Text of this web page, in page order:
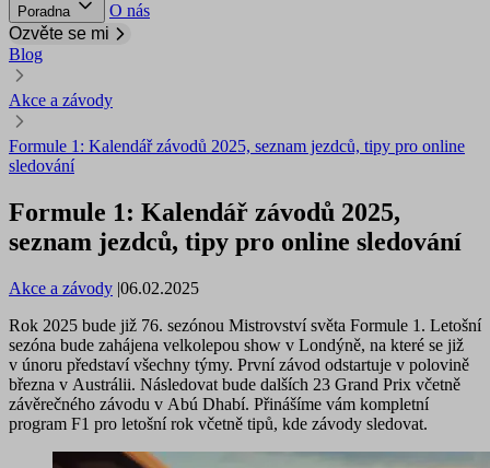
Poradna
O nás
Ozvěte se mi
Blog
Akce a závody
Formule 1: Kalendář závodů 2025, seznam jezdců, tipy pro online
sledování
Formule 1: Kalendář závodů 2025,
seznam jezdců, tipy pro online sledování
Akce a závody |06.02.2025
Rok 2025 bude již 76. sezónou Mistrovství světa Formule 1. Letošní
sezóna bude zahájena velkolepou show v Londýně, na které se již
v únoru představí všechny týmy. První závod odstartuje v polovině
března v Austrálii. Následovat bude dalších 23 Grand Prix včetně
závěrečného závodu v Abú Dhabí. Přinášíme vám kompletní
program F1 pro letošní rok včetně tipů, kde závody sledovat.